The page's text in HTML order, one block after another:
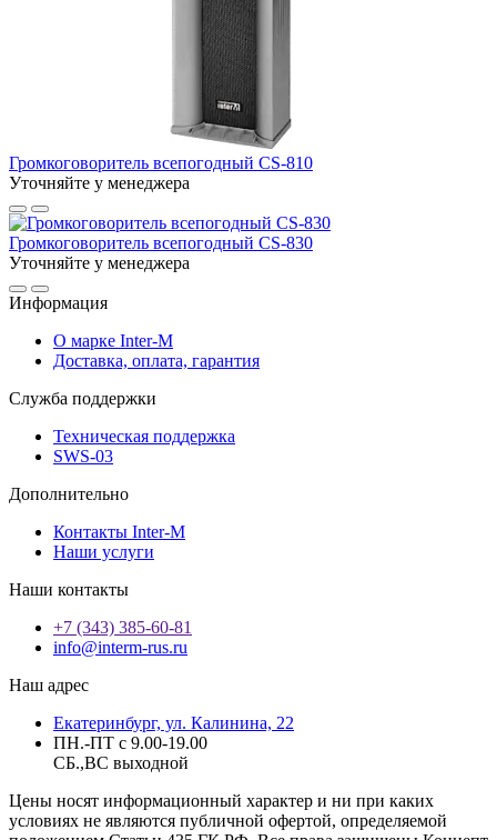
Громкоговоритель всепогодный CS-810
Уточняйте у менеджера
Громкоговоритель всепогодный CS-830
Уточняйте у менеджера
Информация
О марке Inter-M
Доставка, оплата, гарантия
Служба поддержки
Техническая поддержка
SWS-03
Дополнительно
Контакты Inter-M
Наши услуги
Наши контакты
+7 (343) 385-60-81
info@interm-rus.ru
Наш адрес
Екатеринбург, ул. Калинина, 22
ПН.-ПТ с 9.00-19.00
СБ.,ВС выходной
Цены носят информационный характер и ни при каких
условиях не являются публичной офертой, определяемой